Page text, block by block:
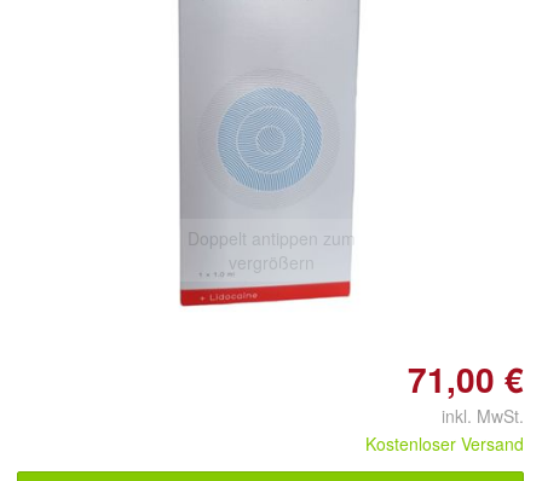
Doppelt antippen zum
vergrößern
71,00 €
inkl. MwSt.
Kostenloser Versand